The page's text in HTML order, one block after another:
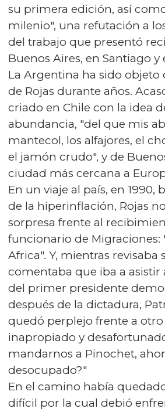
su primera edición, así
milenio", una refutación a
del trabajo que presentó
Buenos Aires, en Santiago y
La Argentina ha sido objeto
de Rojas durante años.
criado en Chile con la idea
abundancia, "del que mis
mantecol, los alfajores, el
el jamón crudo", y de
ciudad más cercana a
En un viaje al país, en 1990,
de la hiperinflación, Rojas
sorpresa frente al
funcionario de Migraciones:
Africa". Y, mientras revisaba
comentaba que iba a asistir
del primer presidente
después de la dictadura,
quedó perplejo frente a
inapropiado y
mandarnos a Pinochet,
desocupado?"
En el camino había
difícil por la cual debió